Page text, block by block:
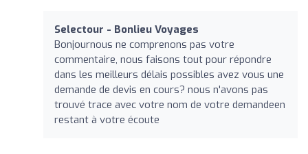
Selectour - Bonlieu Voyages
Bonjournous ne comprenons pas votre
commentaire, nous faisons tout pour répondre
dans les meilleurs délais possibles avez vous une
demande de devis en cours? nous n'avons pas
trouvé trace avec votre nom de votre demandeen
restant à votre écoute